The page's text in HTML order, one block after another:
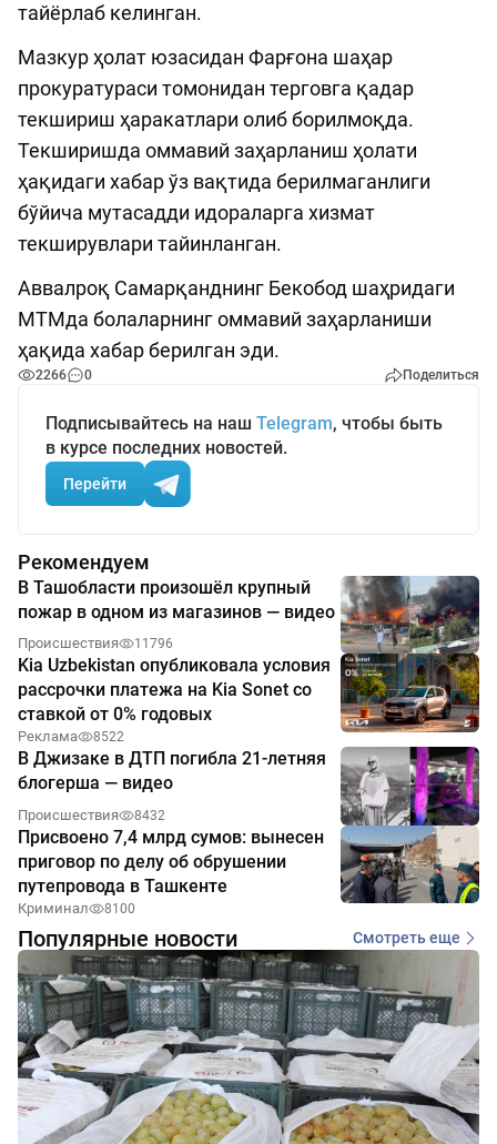
тайёрлаб келинган.
Мазкур ҳолат юзасидан Фарғона шаҳар
прокуратураси томонидан терговга қадар
текшириш ҳаракатлари олиб борилмоқда.
Текширишда оммавий заҳарланиш ҳолати
ҳақидаги хабар ўз вақтида берилмаганлиги
бўйича мутасадди идораларга хизмат
текширувлари тайинланган.
Аввалроқ Самарқанднинг Бекобод шаҳридаги
МТМда болаларнинг оммавий заҳарланиши
ҳақида хабар берилган эди.
2266 0 Поделиться
Подписывайтесь на наш Telegram, чтобы быть
в курсе последних новостей.
Перейти
Рекомендуем
В Ташобласти произошёл крупный
пожар в одном из магазинов — видео
Происшествия 11796
Kia Uzbekistan опубликовала условия
рассрочки платежа на Kia Sonet со
ставкой от 0% годовых
Реклама 8522
В Джизаке в ДТП погибла 21-летняя
блогерша — видео
Происшествия 8432
Присвоено 7,4 млрд сумов: вынесен
приговор по делу об обрушении
путепровода в Ташкенте
Криминал 8100
Популярные новости Смотреть еще